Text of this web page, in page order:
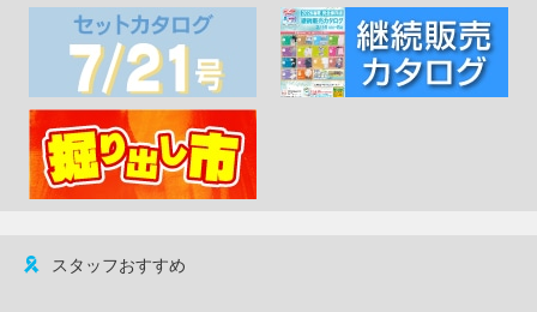
スタッフおすすめ